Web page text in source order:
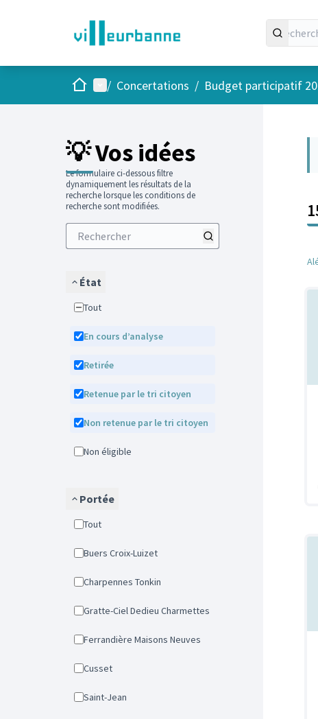
AccueilMenu principal
/ Concertations / Budget participatif
💡 Vos idées
Le formulaire ci-dessous filtre
dynamiquement les résultats de la
recherche lorsque les conditions de
recherche sont modifiées.
État
Tout
En cours d’analyse
Retirée
Retenue par le tri citoyen
Non retenue par le tri citoyen
Non éligible
Portée
Tout
Buers Croix-Luizet
Charpennes Tonkin
Gratte-Ciel Dedieu Charmettes
Ferrandière Maisons Neuves
Cusset
Saint-Jean